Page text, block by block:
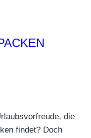
die
findet? Doch